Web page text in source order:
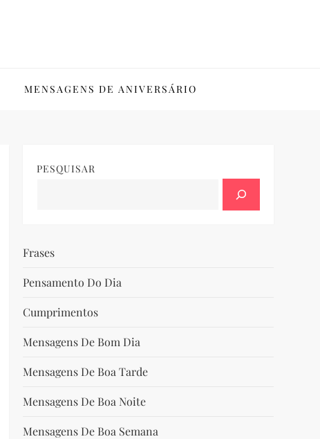
MENSAGENS DE ANIVERSÁRIO
PESQUISAR
Frases
Pensamento Do Dia
Cumprimentos
Mensagens De Bom Dia
Mensagens De Boa Tarde
Mensagens De Boa Noite
Mensagens De Boa Semana